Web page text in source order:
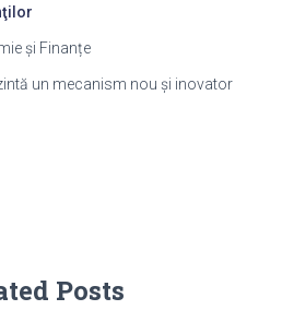
și Finanțe
un mecanism nou și inovator
Posts